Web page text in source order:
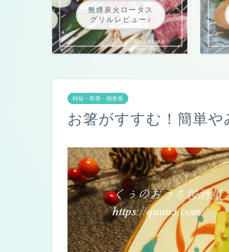
無煙炭火ロータス
グリルレビュー♪
時短・即席・簡単系
お箸がすすむ！簡単